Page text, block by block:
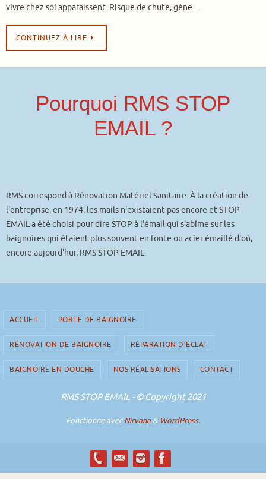
vivre chez soi apparaissent. Risque de chute, gène…
CONTINUEZ À LIRE
Pourquoi RMS STOP
EMAIL ?
RMS correspond à Rénovation Matériel Sanitaire. À la création de
l'entreprise, en 1974, les mails n'existaient pas encore et STOP
EMAIL a été choisi pour dire STOP à l'émail qui s'abîme sur les
baignoires qui étaient plus souvent en fonte ou acier émaillé d'où,
encore aujourd'hui, RMS STOP EMAIL.
ACCUEIL PORTE DE BAIGNOIRE
RÉNOVATION DE BAIGNOIRE RÉPARATION D’ÉCLAT
BAIGNOIRE EN DOUCHE NOS RÉALISATIONS CONTACT
RMS STOP EMAIL - © Copyright 2021
Fonctionne avecNirvana & WordPress.